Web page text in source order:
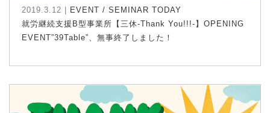
2019.3.12 | EVENT / SEMINAR TODAY
就労継続支援B型事業所【三休-Thank You!!!-】OPENING
EVENT”39Table”、無事終了しました！